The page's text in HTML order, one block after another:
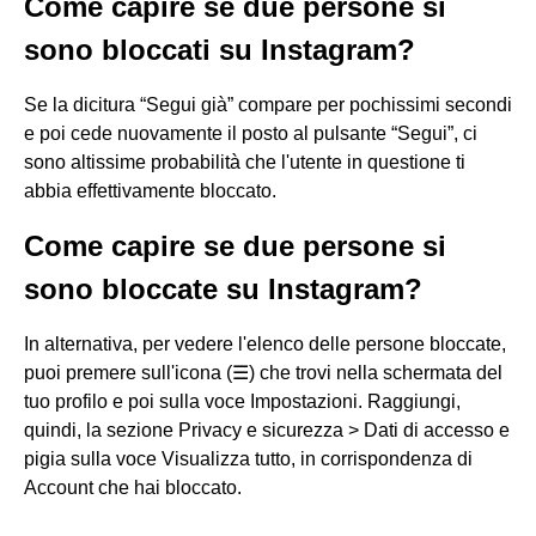
Come capire se due persone si
sono bloccati su Instagram?
Se la dicitura “Segui già” compare per pochissimi secondi
e poi cede nuovamente il posto al pulsante “Segui”, ci
sono altissime probabilità che l'utente in questione ti
abbia effettivamente bloccato.
Come capire se due persone si
sono bloccate su Instagram?
In alternativa, per vedere l'elenco delle persone bloccate,
puoi premere sull'icona (☰) che trovi nella schermata del
tuo profilo e poi sulla voce Impostazioni. Raggiungi,
quindi, la sezione Privacy e sicurezza > Dati di accesso e
pigia sulla voce Visualizza tutto, in corrispondenza di
Account che hai bloccato.